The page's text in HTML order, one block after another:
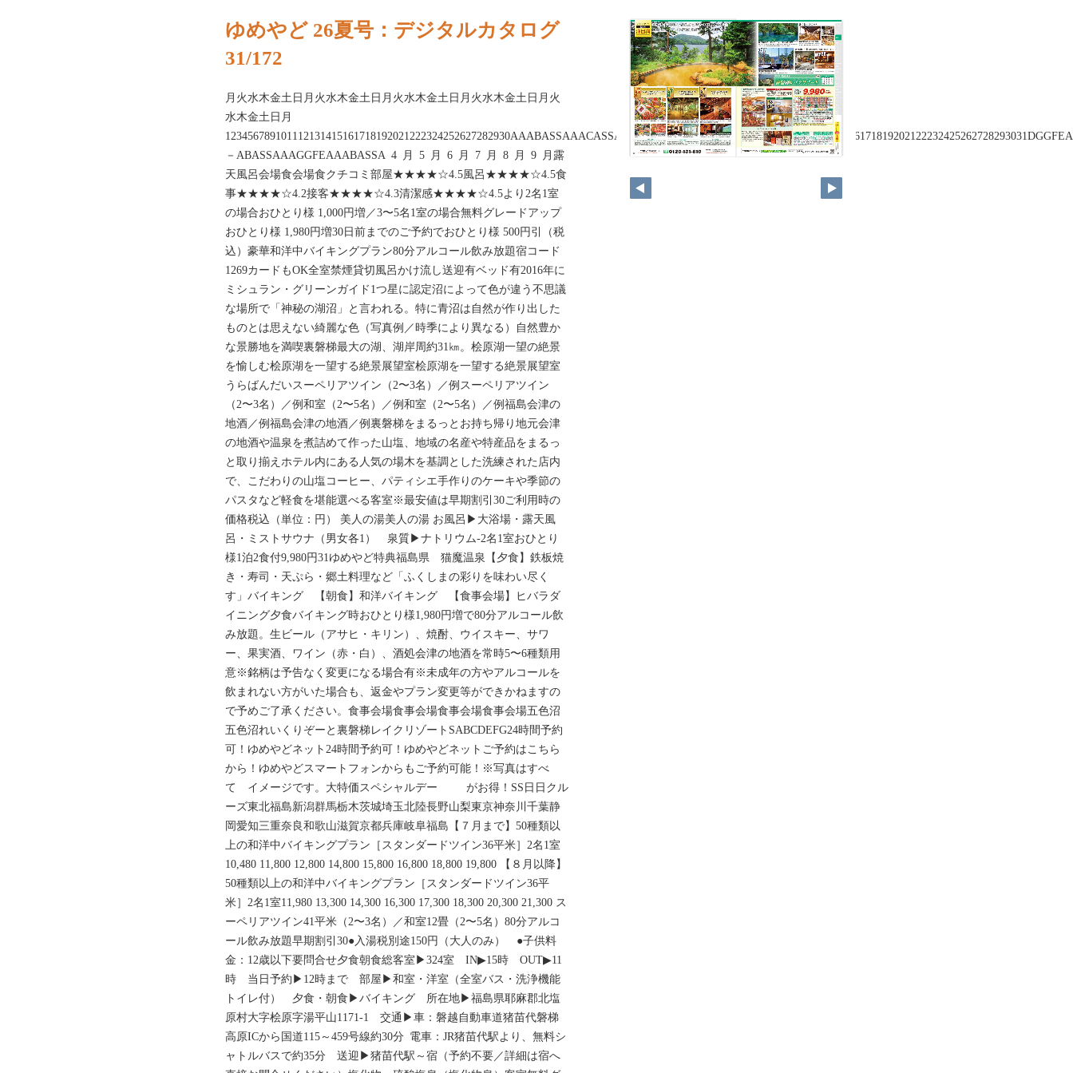
ゆめやど 26夏号：デジタルカタログ
31/172
月火水木金土日月火水木金土日月火水木金土日月火水木金土日月火
水木金土日月
－ABASSAAAGGFEAAABASSA 4 月 5 月 6 月 7 月 8 月 9 月露
天風呂会場食会場食クチコミ部屋★★★★☆4.5風呂★★★★☆4.5食
事★★★★☆4.2接客★★★★☆4.3清潔感★★★★☆4.5より2名1室
の場合おひとり様 1,000円増／3〜5名1室の場合無料グレードアップ
おひとり様 1,980円増30日前までのご予約でおひとり様 500円引（税
込）豪華和洋中バイキングプラン80分アルコール飲み放題宿コード
1269カードもOK全室禁煙貸切風呂かけ流し送迎有ベッド有2016年に
ミシュラン・グリーンガイド1つ星に認定沼によって色が違う不思議
な場所で「神秘の湖沼」と言われる。特に青沼は自然が作り出した
ものとは思えない綺麗な色（写真例／時季により異なる）自然豊か
な景勝地を満喫裏磐梯最大の湖、湖岸周約31㎞。桧原湖一望の絶景
を愉しむ桧原湖を一望する絶景展望室桧原湖を一望する絶景展望室
うらばんだいスーペリアツイン（2〜3名）／例スーペリアツイン
（2〜3名）／例和室（2〜5名）／例和室（2〜5名）／例福島会津の
地酒／例福島会津の地酒／例裏磐梯をまるっとお持ち帰り地元会津
の地酒や温泉を煮詰めて作った山塩、地域の名産や特産品をまるっ
と取り揃えホテル内にある人気の場木を基調とした洗練された店内
で、こだわりの山塩コーヒー、パティシエ手作りのケーキや季節の
パスタなど軽食を堪能選べる客室※最安値は早期割引30ご利用時の
価格税込（単位：円） 美人の湯美人の湯 お風呂▶大浴場・露天風
呂・ミストサウナ（男女各1） 泉質▶ナトリウム-2名1室おひとり
様1泊2食付9,980円31ゆめやど特典福島県 猫魔温泉【夕食】鉄板焼
き・寿司・天ぷら・郷土料理など「ふくしまの彩りを味わい尽く
す」バイキング 【朝食】和洋バイキング 【食事会場】ヒバラダ
イニング夕食バイキング時おひとり様1,980円増で80分アルコール飲
み放題。生ビール（アサヒ・キリン）、焼酎、ウイスキー、サワ
ー、果実酒、ワイン（赤・白）、酒処会津の地酒を常時5〜6種類用
意※銘柄は予告なく変更になる場合有※未成年の方やアルコールを
飲まれない方がいた場合も、返金やプラン変更等ができかねますの
で予めご了承ください。食事会場食事会場食事会場食事会場五色沼
五色沼れいくりぞーと裏磐梯レイクリゾートSABCDEFG24時間予約
可！ゆめやどネット24時間予約可！ゆめやどネットご予約はこちら
から！ゆめやどスマートフォンからもご予約可能！※写真はすべ
て イメージです。大特価スペシャルデー がお得！SS日日クル
ーズ東北福島新潟群馬栃木茨城埼玉北陸長野山梨東京神奈川千葉静
岡愛知三重奈良和歌山滋賀京都兵庫岐阜福島【７月まで】50種類以
上の和洋中バイキングプラン［スタンダードツイン36平米］2名1室
10,480 11,800 12,800 14,800 15,800 16,800 18,800 19,800 【８月以降】
50種類以上の和洋中バイキングプラン［スタンダードツイン36平
米］2名1室11,980 13,300 14,300 16,300 17,300 18,300 20,300 21,300 ス
ーペリアツイン41平米（2〜3名）／和室12畳（2〜5名）80分アルコ
ール飲み放題早期割引30●入湯税別途150円（大人のみ） ●子供料
金：12歳以下要問合せ夕食朝食総客室▶324室 IN▶15時 OUT▶11
時 当日予約▶12時まで 部屋▶和室・洋室（全室バス・洗浄機能
トイレ付） 夕食・朝食▶バイキング 所在地▶福島県耶麻郡北塩
原村大字桧原字湯平山1171-1 交通▶車：磐越自動車道猪苗代磐梯
高原ICから国道115～459号線約30分 電車：JR猪苗代駅より、無料シ
ャトルバスで約35分 送迎▶猪苗代駅～宿（予約不要／詳細は宿へ